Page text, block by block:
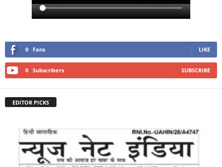
0 Fans LIKE
0 Subscribers SUBSCRIBE
EDITOR PICKS